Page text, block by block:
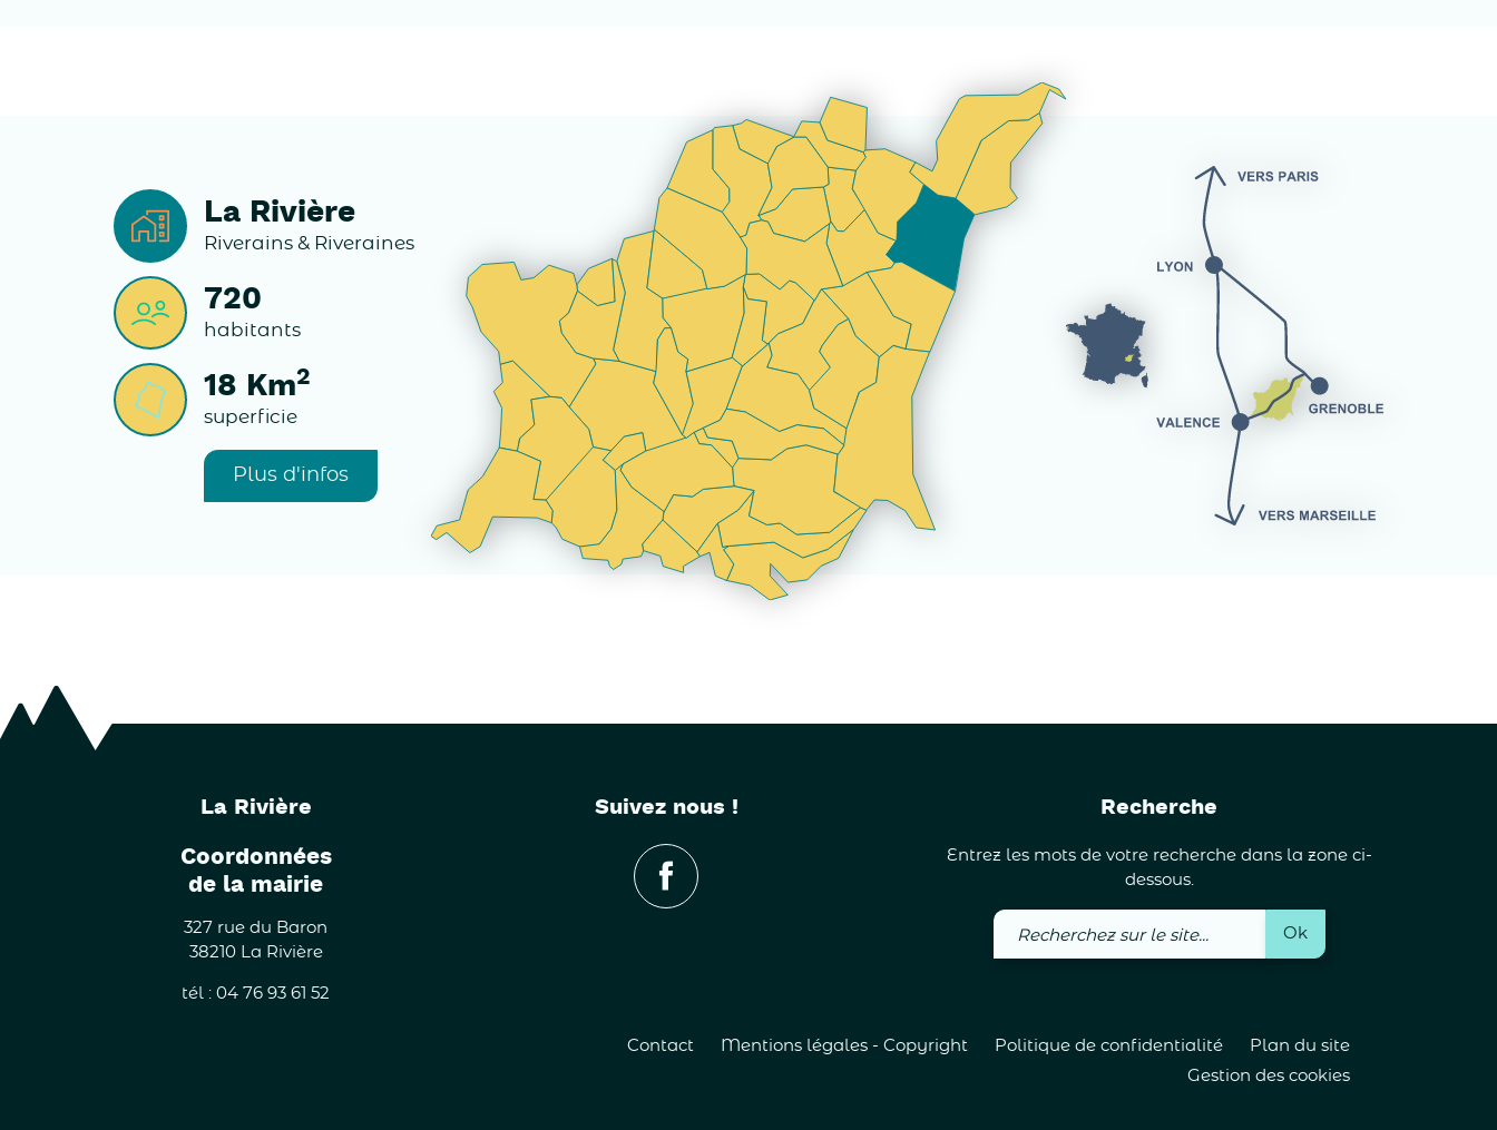
La Rivière
Riverains & Riveraines
720
habitants
18 Km2
superficie
Plus d'infos
La Rivière
Coordonnées
de la mairie
327 rue du Baron
38210 La Rivière
tél : 04 76 93 61 52
Suivez nous ! Recherche
Entrez les mots de votre recherche dans la zone ci-
dessous.
Recherchez
sur
Ok
Contact Mentions légales - Copyright Politique de confidentialité
Plan du site
Gestion des cookies